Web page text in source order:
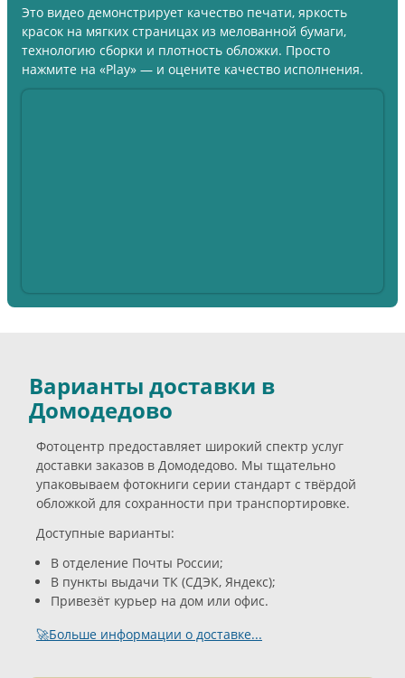
Это видео демонстрирует качество печати, яркость
красок на мягких страницах из мелованной бумаги,
технологию сборки и плотность обложки. Просто
нажмите на «Play» — и оцените качество исполнения.
Варианты доставки в
Домодедово
Фотоцентр предоставляет широкий спектр услуг
доставки заказов в Домодедово. Мы тщательно
упаковываем фотокниги серии стандарт с твёрдой
обложкой для сохранности при транспортировке.
Доступные варианты:
В отделение Почты России;
В пункты выдачи ТК (СДЭК, Яндекс);
Привезёт курьер на дом или офис.
🚀Больше информации о доставке...